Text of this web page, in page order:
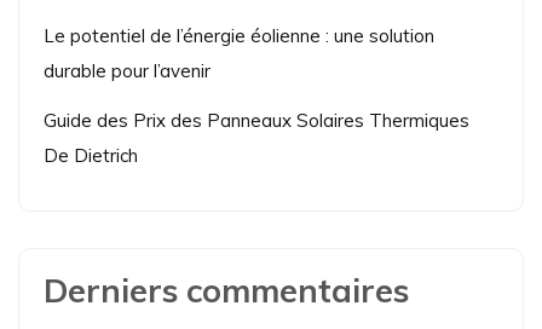
Le potentiel de l’énergie éolienne : une solution
durable pour l’avenir
Guide des Prix des Panneaux Solaires Thermiques
De Dietrich
Derniers commentaires